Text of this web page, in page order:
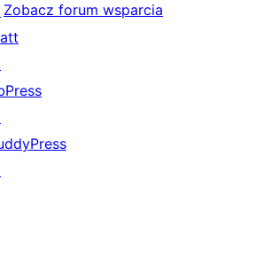
Zobacz forum wsparcia